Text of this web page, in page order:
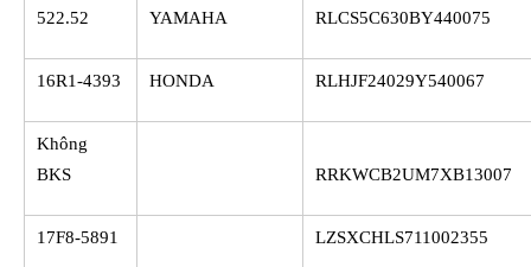
522.52
YAMAHA RLCS5C630BY440075
16R1-4393 HONDA RLHJF24029Y540067
Không
BKS
RRKWCB2UM7XB13007
17F8-5891 LZSXCHLS711002355